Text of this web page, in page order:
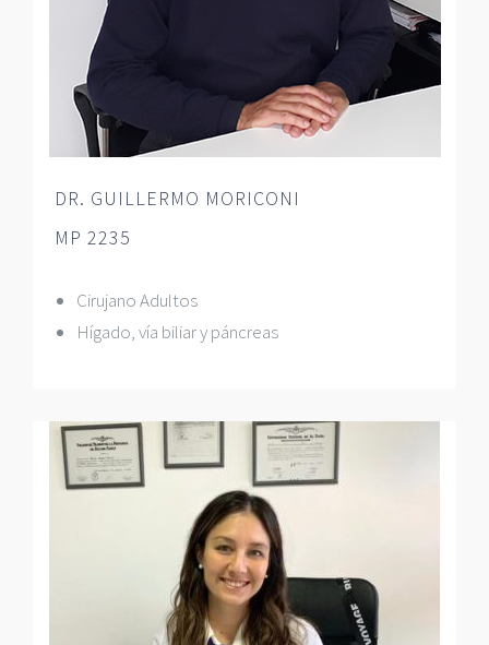
DR. GUILLERMO MORICONI
MP 2235
Cirujano Adultos
Hígado, vía biliar y páncreas